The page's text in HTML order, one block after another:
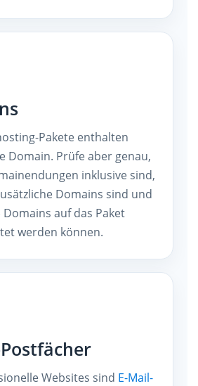
Pakete enthalten
Domain. Prüfe aber genau,
inklusive sind,
Domains sind und
auf das Paket
werden können.
Websites sind E-Mail-